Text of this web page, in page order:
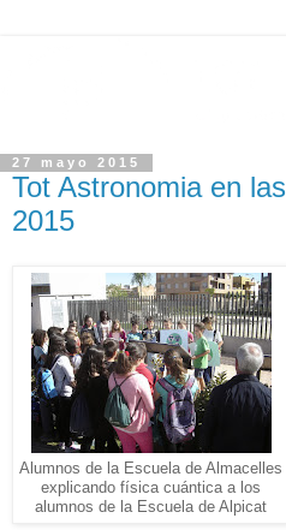
27 mayo 2015
Tot Astronomia en
2015
Alumnos de la Escuela de Almacelles
explicando física cuántica a los
alumnos de la Escuela de Alpicat